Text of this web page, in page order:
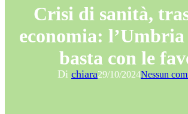
Crisi di sanità,
economia:
basta con le
Di chiara29/10/2024Nessun